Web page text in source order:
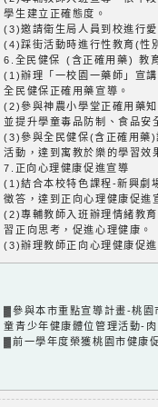
學生建立正確態度。
(3)邀請衛生局人員到校進行
(4)踩街活動時進行性教育(性
6.全民健保 (含正確用藥) 教
(1)辦理「一校園一藥師」宣
全民健保正確用藥宣導。
(2)參與神農小學堂正確用藥
並提升學童毒品防制、食品安
(3)參與全民健保(含正確用藥
活動，達到寓教於樂的學習效
7.正向心理健康促進宣導
(1)結合本校特色課程-新興劇
徵答，達到正向心理健康促進
(2)專輔教師入班辦理情緒教
習正向思考，促進心理健康。
(3)辦理教師正向心理健康促
▓參與本市重點宣導計畫-桃
童青少年健康體位管理活動-
▓前一學年度榮獲桃園市健康